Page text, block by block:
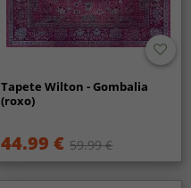
Tapete Wilton - Gombalia
(roxo)
44.99 € 59.99 €